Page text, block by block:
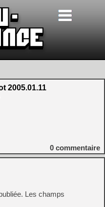
2005.01.11
0 commentaire
Les champs